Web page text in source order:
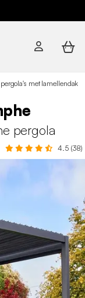
met lamellendak
pergola
4.5 (38)